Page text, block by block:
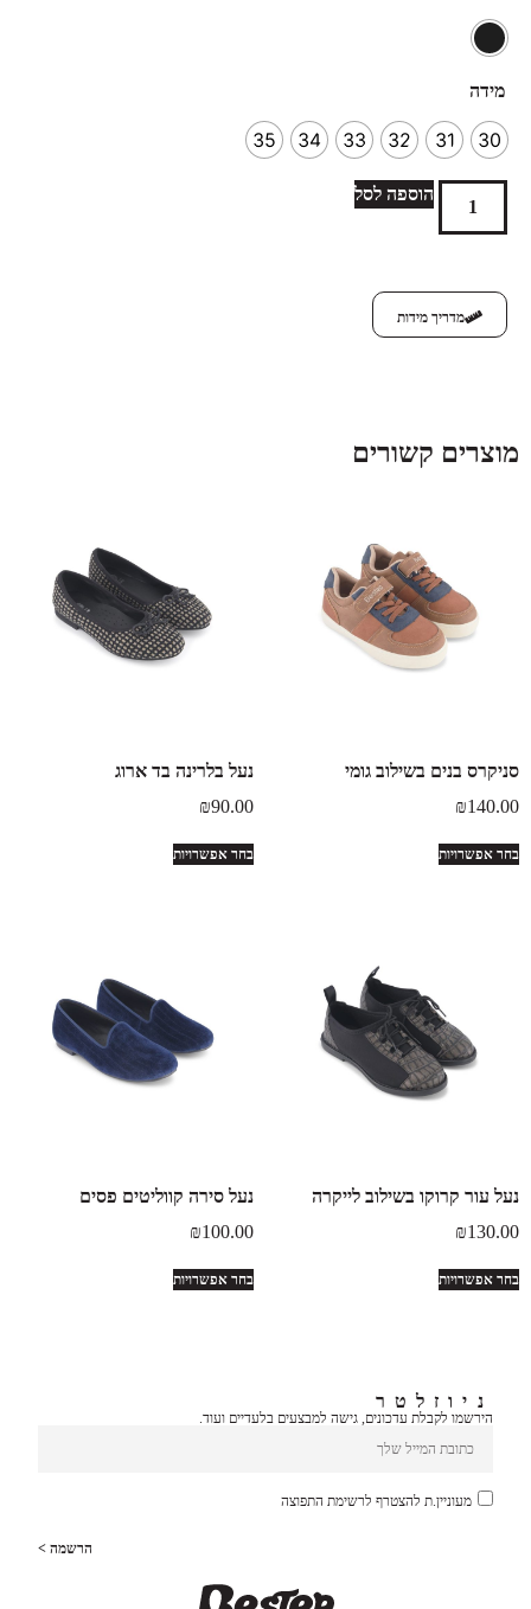
מידה
30
31
32
33
34
35
הוספה לסל
מדריך מידות
מוצרים קשורים
סניקרס בנים בשילוב גומי
₪140.00
בחר אפשרויות
נעל בלרינה בד ארוג
₪90.00
בחר אפשרויות
נעל עור קרוקו בשילוב לייקרה
₪130.00
בחר אפשרויות
נעל סירה קווליטים פסים
₪100.00
בחר אפשרויות
ניוזלטר
הירשמו לקבלת עדכונים, גישה למבצעים בלעדיים ועוד.
מעוניין.ת להצטרף לרשימת התפוצה
הרשמה >